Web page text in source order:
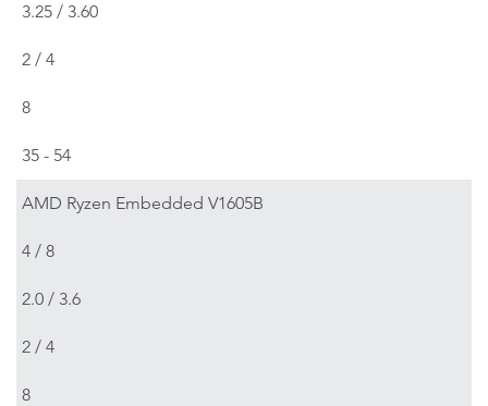
3.25 / 3.60
2 / 4
8
35 - 54
AMD Ryzen Embedded V1605B
4 / 8
2.0 / 3.6
2 / 4
8